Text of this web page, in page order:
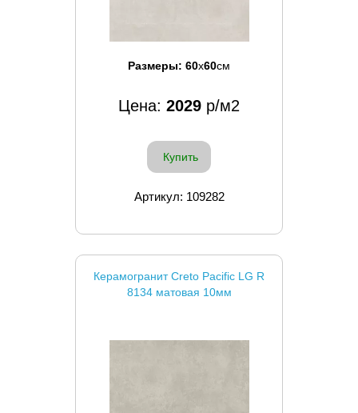
Размеры: 60x60см
Цена: 2029 р/м2
Купить
Артикул: 109282
Керамогранит Creto Pacific LG R
8134 матовая 10мм